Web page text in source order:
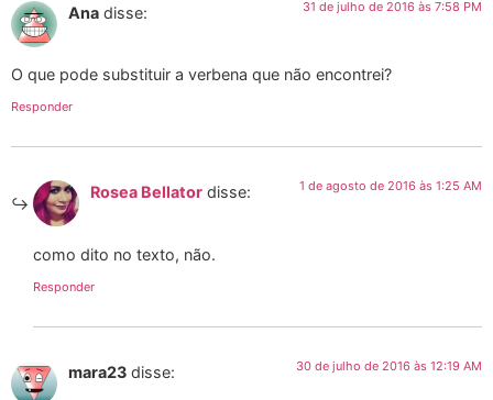
Ana disse: 31 de julho de 2016 às 7:58 PM
O que pode substituir a verbena que não encontrei?
Responder
Rosea Bellator disse: 1 de agosto de 2016 às 1:25 AM
como dito no texto, não.
Responder
mara23 disse: 30 de julho de 2016 às 12:19 AM